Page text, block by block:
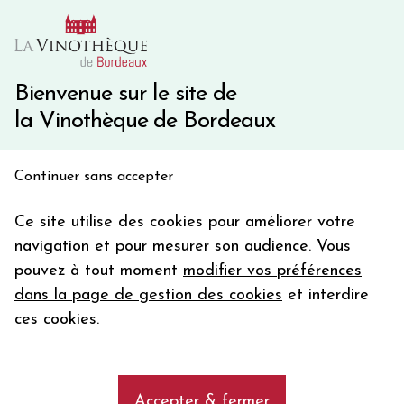
Bienvenue sur le site de
la Vinothèque de Bordeaux
Continuer sans accepter
Ce site utilise des cookies pour améliorer votre
navigation et pour mesurer son audience. Vous
pouvez à tout moment modifier vos préférences
dans la page de gestion des cookies et interdire
ces cookies.
10€ de remise immédiate sur votre première commande
Une question ?
Les vins de la propriété DOMAINE
ROSTAING
DOMAINE ROSTAING
en bon d'achat
Votre
email
En m’abonnant, j’accepte de recevoir la newsletter de la